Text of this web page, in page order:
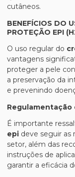
cutâneos.
BENEFÍCIOS DO
PROTEÇÃO EPI
O uso regular do
vantagens
proteger a pele
a preservação da
e prevenindo
Regulamentação
É importante
epi deve seguir as
setor, além das
instruções de
garantir a eficácia